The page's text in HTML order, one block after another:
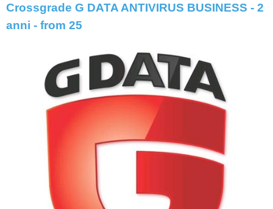
Prodotti
ASSISTENZA
PROMO ATTIVE
Crossgrade G DATA ANTIVIRUS BUSINESS - 2
anni - from 25